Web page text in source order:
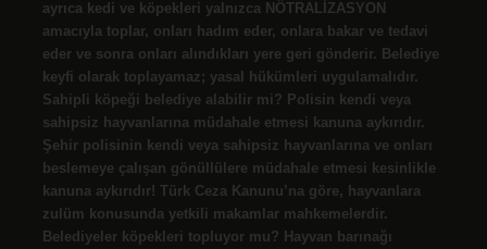
ayrıca kedi ve köpekleri yalnızca NÖTRALİZASYON
amacıyla toplar, onları hadım eder, onlara bakar ve tedavi
eder ve sonra onları alındıkları yere geri gönderir. Belediye
keyfi olarak toplayamaz; yasal hükümleri uygulamalıdır.
Sahipli köpeği belediye alabilir mi? Polisin kendi veya
sahipsiz hayvanlarına müdahale etmesi kanuna aykırıdır.
Şehir polisinin kendi veya sahipsiz hayvanlarına ve onları
beslemeye çalışan gönüllülere müdahale etmesi kesinlikle
kanuna aykırıdır! Türk Ceza Kanunu’na göre, hayvanlara
zulüm konusunda yetkili makamlar mahkemelerdir.
Belediyeler köpekleri topluyor mu? Hayvan barınağı